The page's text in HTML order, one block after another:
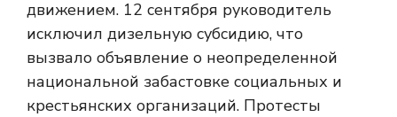
движением. 12 сентября руководитель
исключил дизельную субсидию, что
вызвало объявление о неопределенной
национальной забастовке социальных и
крестьянских организаций. Протесты